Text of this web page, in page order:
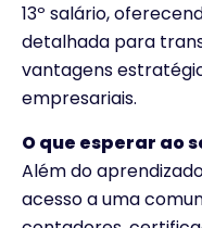
13º salário,
detalhada para
vantagens
empresariais.
O que esperar ao
Além do
acesso a uma